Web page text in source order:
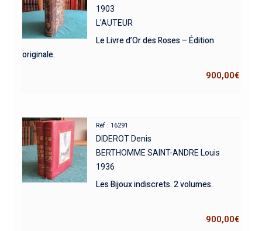
1903
L'AUTEUR
Le Livre d’Or des Roses – Édition
originale.
900,00€
Réf : 16291
DIDEROT Denis
BERTHOMME SAINT-ANDRE Louis
1936
Les Bijoux indiscrets. 2 volumes.
900,00€